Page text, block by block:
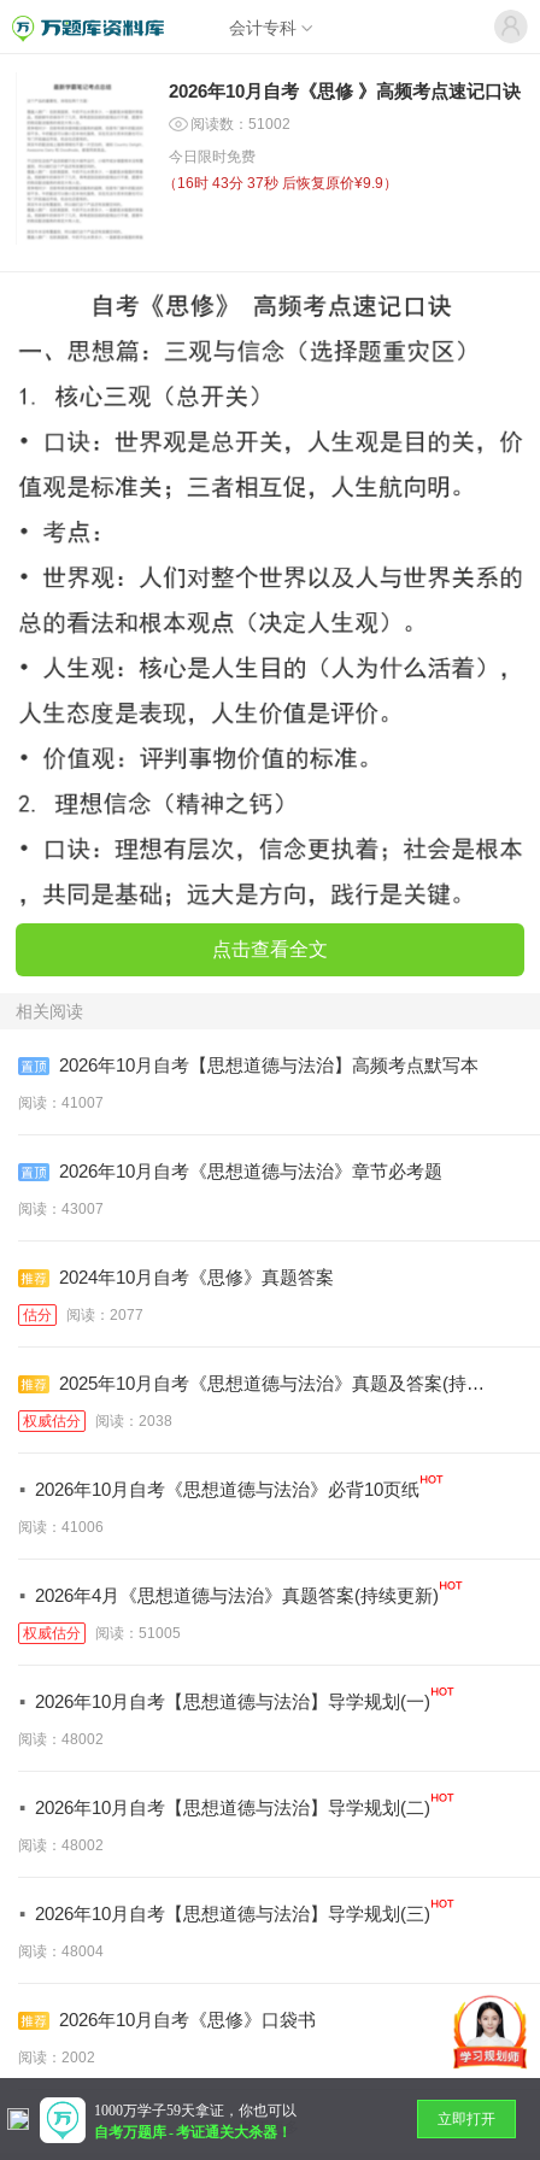
会计专科
2026年10月自考《思修 》高频考点速记口诀
阅读数：51002
今日限时免费
（ 16时 43分 37秒 后恢复原价¥9.9）
点击查看全文
相关阅读
2026年10月自考【思想道德与法治】高频考点默写本
阅读：41007
2026年10月自考《思想道德与法治》章节必考题
阅读：43007
2024年10月自考《思修》真题答案
估分 阅读：2077
2025年10月自考《思想道德与法治》真题及答案(持续
更新)
权威估分 阅读：2038
· 2026年10月自考《思想道德与法治》必背10页纸
阅读：41006
· 2026年4月《思想道德与法治》真题答案(持续更新)
权威估分 阅读：51005
· 2026年10月自考【思想道德与法治】导学规划(一)
阅读：48002
· 2026年10月自考【思想道德与法治】导学规划(二)
阅读：48002
· 2026年10月自考【思想道德与法治】导学规划(三)
阅读：48004
2026年10月自考《思修》口袋书
阅读：2002
暂无更多
1000万学子59天拿证，你也可以
自考万题库-考证通关大杀器！
立即打开